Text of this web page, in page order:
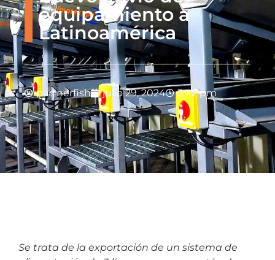
equipamiento a
Latinoamérica
partnerfish julio 29, 2024 3:42 pm
Se trata de la exportación de un sistema de